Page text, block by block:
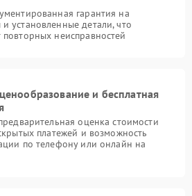
гарантия на
установленные детали, что
неисправностей
и бесплатная
оценка стоимости
платежей и возможность
по телефону или онлайн на